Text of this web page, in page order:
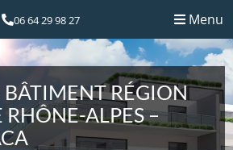
06 64 29 98 27 Menu
BÂTIMENT RÉGION
RHÔNE-ALPES –